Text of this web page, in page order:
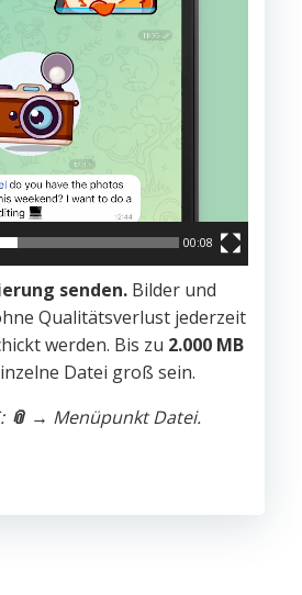
00:08
senden. Bilder und
Qualitätsverlust jederzeit
werden. Bis zu 2.000 MB
Datei groß sein.
📎 → Menüpunkt Datei.